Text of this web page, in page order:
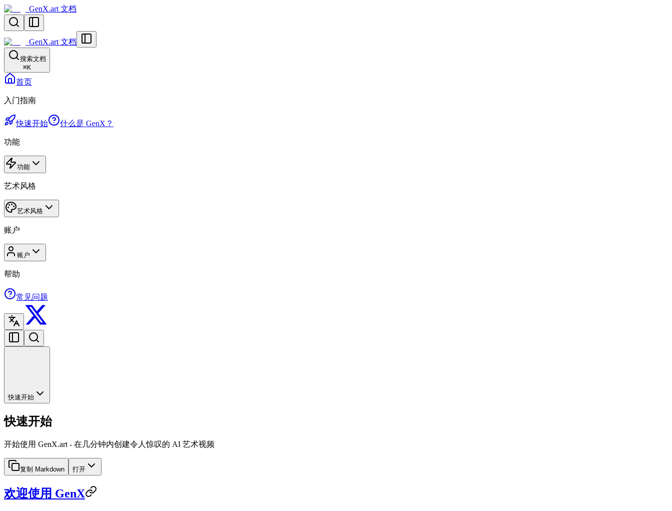
GenX.art 文档
GenX.art 文档
搜索文档
⌘K
首页
入门指南
快速开始 什么是 GenX？
功能
功能
艺术风格
艺术风格
账户
账户
帮助
常见问题
快速开始
快速开始
开始使用 GenX.art - 在几分钟内创建令人惊叹的 AI 艺术视频
复制 Markdown 打开
欢迎使用 GenX